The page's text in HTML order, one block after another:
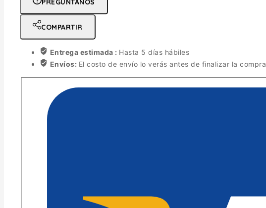
PREGÚNTANOS
COMPARTIR
Entrega estimada : Hasta 5 días hábiles
Envíos: El costo de envío lo verás antes de finalizar la compra